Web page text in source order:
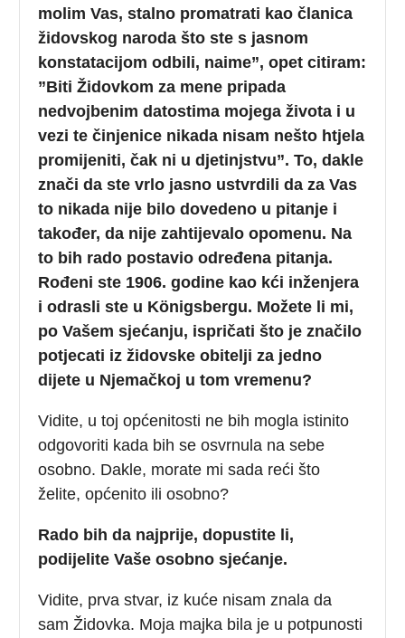
molim Vas, stalno promatrati kao članica
židovskog naroda što ste s jasnom
konstatacijom odbili, naime”, opet citiram:
”Biti Židovkom za mene pripada
nedvojbenim datostima mojega života i u
vezi te činjenice nikada nisam nešto htjela
promijeniti, čak ni u djetinjstvu”. To, dakle
znači da ste vrlo jasno ustvrdili da za Vas
to nikada nije bilo dovedeno u pitanje i
također, da nije zahtijevalo opomenu. Na
to bih rado postavio određena pitanja.
Rođeni ste 1906. godine kao kći inženjera
i odrasli ste u Königsbergu. Možete li mi,
po Vašem sjećanju, ispričati što je značilo
potjecati iz židovske obitelji za jedno
dijete u Njemačkoj u tom vremenu?
Vidite, u toj općenitosti ne bih mogla istinito
odgovoriti kada bih se osvrnula na sebe
osobno. Dakle, morate mi sada reći što
želite, općenito ili osobno?
Rado bih da najprije, dopustite li,
podijelite Vaše osobno sjećanje.
Vidite, prva stvar, iz kuće nisam znala da
sam Židovka. Moja majka bila je u potpunosti